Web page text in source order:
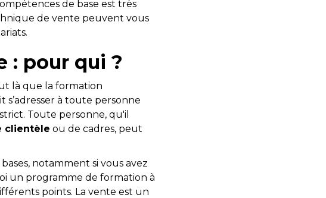
de base est très
de vente peuvent vous
: pour qui ?
là que la formation
à toute personne
Toute personne, qu'il
clientèle ou de cadres, peut
notamment si vous avez
un programme de formation à
points. La vente est un